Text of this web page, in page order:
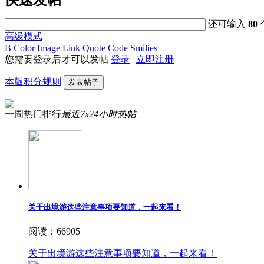
还可输入80
高级模式
B Color Image Link Quote Code Smilies
您需要登录后才可以发帖 登录 | 立即注册
本版积分规则 发表帖子
一周热门排行最近7x24小时热帖
关于出境游这些注意事项要知道，一起来看！
阅读：66905
关于出境游这些注意事项要知道，一起来看！